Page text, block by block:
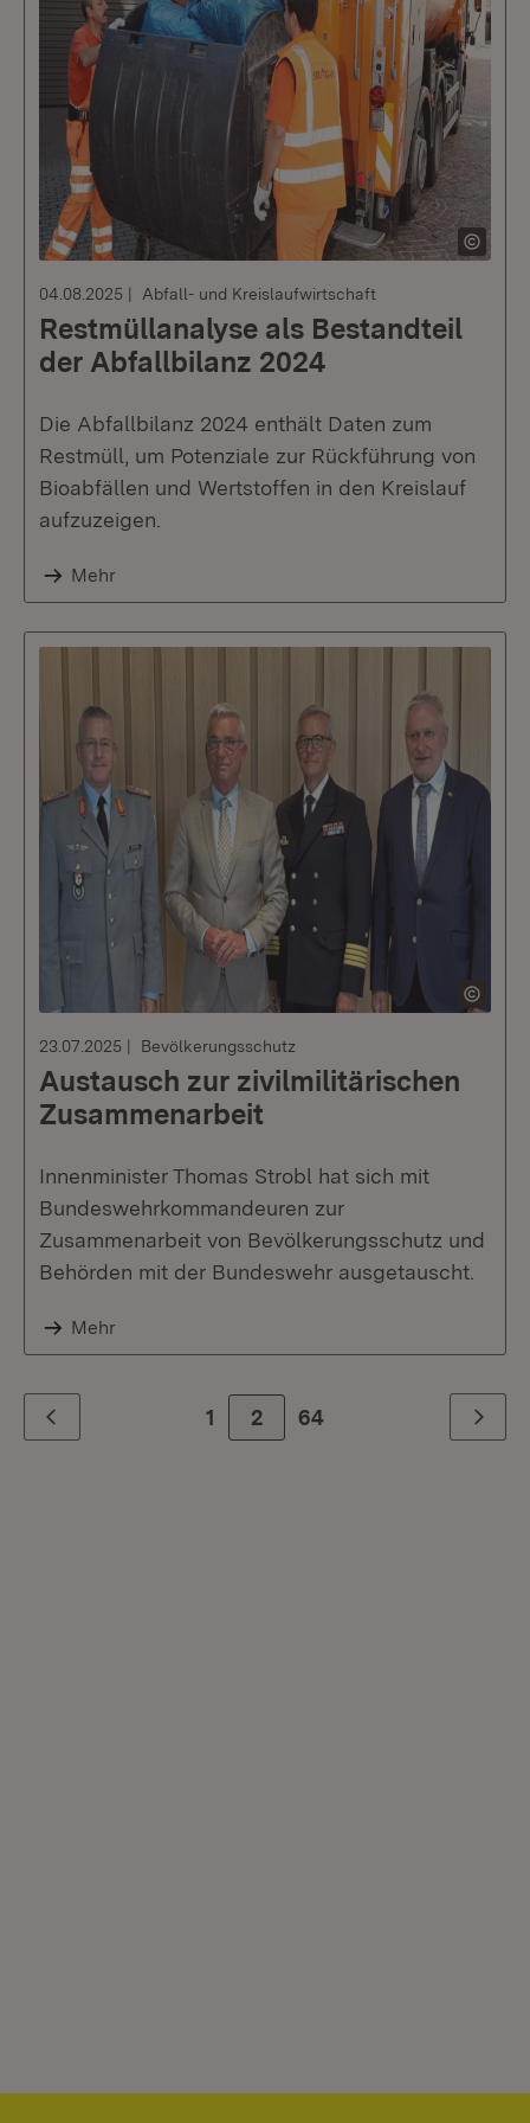
04.08.2025 Abfall- und Kreislaufwirtschaft
Restmüllanalyse als Bestandteil
der Abfallbilanz 2024
Die Abfallbilanz 2024 enthält Daten zum
Restmüll, um Potenziale zur Rückführung von
Bioabfällen und Wertstoffen in den Kreislauf
aufzuzeigen.
Mehr
23.07.2025 Bevölkerungsschutz
Austausch zur zivilmilitärischen
Zusammenarbeit
Innenminister Thomas Strobl hat sich mit
Bundeswehrkommandeuren zur
Zusammenarbeit von Bevölkerungsschutz und
Behörden mit der Bundeswehr ausgetauscht.
Mehr
Zurück 1 2 Zur letzte Seite
64 Weiter